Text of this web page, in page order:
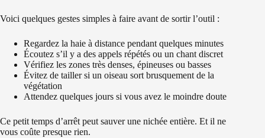
Voici quelques gestes simples à faire avant de sortir l’outil :
Regardez la haie à distance pendant quelques minutes
Écoutez s’il y a des appels répétés ou un chant discret
Vérifiez les zones très denses, épineuses ou basses
Évitez de tailler si un oiseau sort brusquement de la
végétation
Attendez quelques jours si vous avez le moindre doute
Ce petit temps d’arrêt peut sauver une nichée entière. Et il ne
vous coûte presque rien.